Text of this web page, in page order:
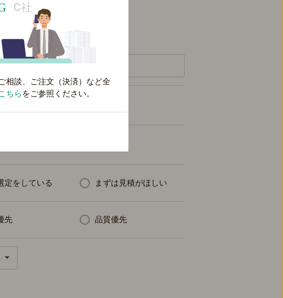
相談、ご注文（決済）など全
ちら をご参照ください。
ください
に納品する
定をしている まずは見積がほしい
先 品質優先